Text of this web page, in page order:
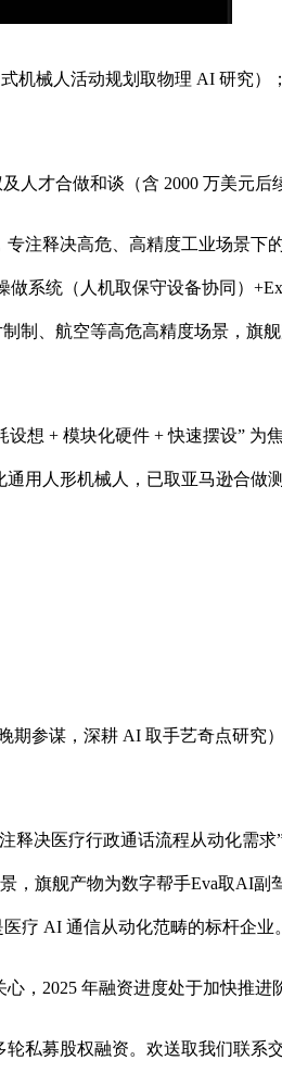
械人活动规划取物理 AI 研究）
才合做和谈（含 2000 万美元后
释决高危、高精度工业场景下
系统（人机取保守设备协同）
、航空等高危高精度场景，旗
+ 模块化硬件 + 快速摆设” 为
用人形机械人，已取亚马逊合做
谋，深耕 AI 取手艺奇点研究
决医疗行政通话流程从动化需
旗舰产物为数字帮手Eva取AI副
疗 AI 通信从动化范畴的标杆企业。
2025 年融资进度处于加快推进
私募股权融资。欢送取我们联系交